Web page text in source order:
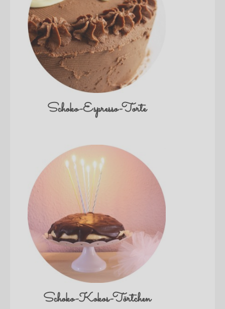
Schoko-Espresso-Torte
Schoko-Kokos-Törtchen